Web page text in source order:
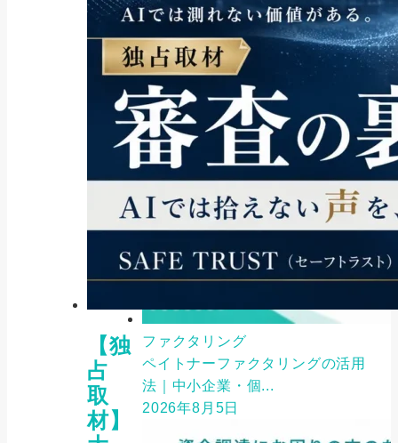
【独
占
取
材】
ファクタリング
ペイトナーファクタリングの活用
法｜中小企業・個...
2026年8月5日